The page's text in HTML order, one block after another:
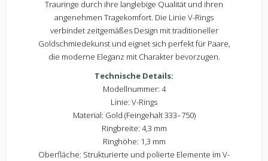
Trauringe durch ihre langlebige Qualität und ihren
angenehmen Tragekomfort. Die Linie V-Rings
verbindet zeitgemäßes Design mit traditioneller
Goldschmiedekunst und eignet sich perfekt für Paare,
die moderne Eleganz mit Charakter bevorzugen.
Technische Details:
Modellnummer: 4
Linie: V-Rings
Material: Gold (Feingehalt 333–750)
Ringbreite: 4,3 mm
Ringhöhe: 1,3 mm
Oberfläche: Strukturierte und polierte Elemente im V-